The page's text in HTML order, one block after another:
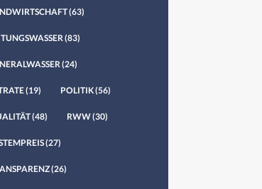
(63)
(83)
(24)
(19) POLITIK(56)
(48) RWW(30)
(27)
(26)